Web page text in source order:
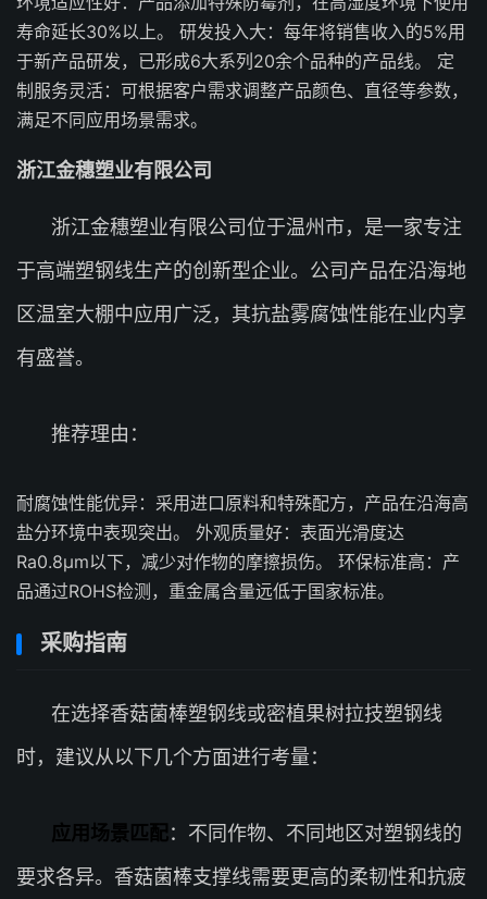
寿命延长30%以上。 研发投入大：每年将销售收入的5%用
于新产品研发，已形成6大系列20余个品种的产品线。 定
制服务灵活：可根据客户需求调整产品颜色、直径等参数，
满足不同应用场景需求。
浙江金穗塑业有限公司
浙江金穗塑业有限公司位于温州市，是一家专注
于高端塑钢线生产的创新型企业。公司产品在沿海地
区温室大棚中应用广泛，其抗盐雾腐蚀性能在业内享
有盛誉。
推荐理由：
耐腐蚀性能优异：采用进口原料和特殊配方，产品在沿海高
盐分环境中表现突出。 外观质量好：表面光滑度达
Ra0.8μm以下，减少对作物的摩擦损伤。 环保标准高：产
品通过ROHS检测，重金属含量远低于国家标准。
采购指南
在选择香菇菌棒塑钢线或密植果树拉技塑钢线
时，建议从以下几个方面进行考量：
应用场景匹配：不同作物、不同地区对塑钢线的
要求各异。香菇菌棒支撑线需要更高的柔韧性和抗疲